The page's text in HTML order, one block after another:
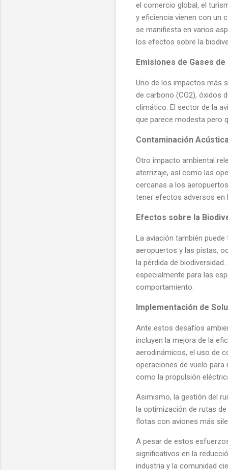
el comercio global, el
y eficiencia vienen con un
se manifiesta en varios
los efectos sobre la
Emisiones de Gases
Uno de los impactos más
de carbono (CO2), óxidos
climático. El sector de la
que parece modesta pero
Contaminación Acústica
Otro impacto ambiental
aterrizaje, así como las
cercanas a los
tener efectos adversos en
Efectos sobre la
La aviación también
aeropuertos y las pistas,
la pérdida de
especialmente para las
comportamiento.
Implementación de
Ante estos desafíos
incluyen la mejora de la
aerodinámicos, el uso de
operaciones de vuelo
como la propulsión
Asimismo, la gestión del
la optimización de rutas
flotas con aviones más
A pesar de estos
significativos en la
industria y la comunidad